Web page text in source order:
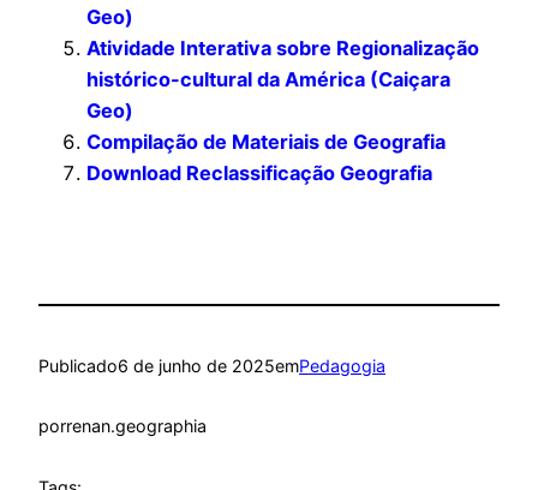
Geo)
Atividade Interativa sobre Regionalização
histórico-cultural da América (Caiçara
Geo)
Compilação de Materiais de Geografia
Download Reclassificação Geografia
Publicado6 de junho de 2025emPedagogia
porrenan.geographia